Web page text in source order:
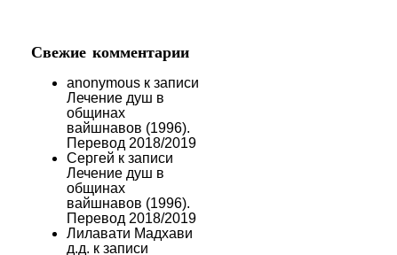
Свежие комментарии
anonymous к записи
Лечение душ в
общинах
вайшнавов (1996).
Перевод 2018/2019
Сергей к записи
Лечение душ в
общинах
вайшнавов (1996).
Перевод 2018/2019
Лилавати Мадхави
д.д. к записи